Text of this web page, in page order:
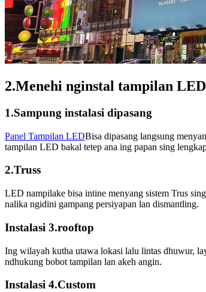
2.Menehi nginstal tampilan
1.Sampung instalasi dipasang
Panel Tampilan LEDBisa dipasang langsung
tampilan LED bakal tetep ana ing papan sing
2.Truss
LED nampilake bisa intine menyang sistem Trus
nalika ngidini gampang persiyapan lan dismantling.
Instalasi 3.rooftop
Ing wilayah kutha utawa lokasi lalu lintas dhuwur,
ndhukung bobot tampilan lan akeh angin.
Instalasi 4.Custom